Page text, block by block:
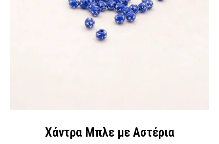
Χάντρα Μπλε με Αστέρια